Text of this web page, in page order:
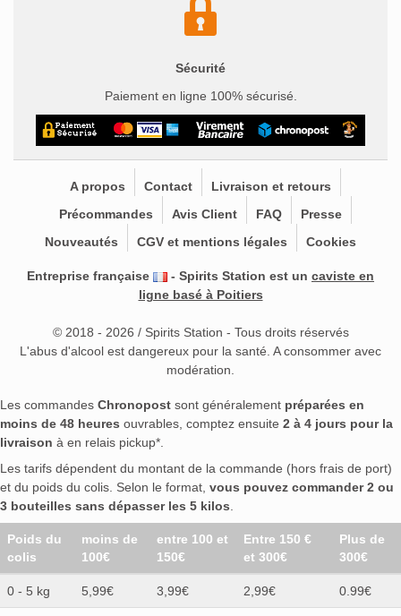
Sécurité
Paiement en ligne 100% sécurisé.
A propos Contact
Livraison et retours
Précommandes
Avis Client FAQ
Presse
Nouveautés
CGV et mentions légales Cookies
Entreprise française - Spirits Station est un caviste en
ligne basé à Poitiers
© 2018 - 2026 / Spirits Station - Tous droits réservés
L'abus d'alcool est dangereux pour la santé. A consommer avec
modération.
Les commandes Chronopost sont généralement préparées en
moins de 48 heures ouvrables, comptez ensuite 2 à 4 jours pour la
livraison à en relais pickup*.
Les tarifs dépendent du montant de la commande (hors frais de port)
et du poids du colis. Selon le format, vous pouvez commander 2 ou
3 bouteilles sans dépasser les 5 kilos.
Poids du
colis
moins de
100€
entre 100 et
150€
Entre 150 €
et 300€
Plus de
300€
0 - 5 kg 5,99€ 3,99€ 2,99€ 0.99€